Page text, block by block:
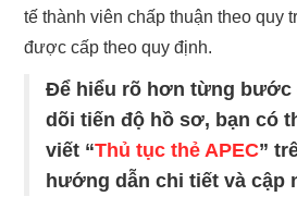
tế thành viên chấp thuận theo quy
được cấp theo quy định.
Để hiểu rõ hơn từng bước
dõi tiến độ hồ sơ, bạn có
viết “Thủ tục thẻ APEC”
hướng dẫn chi tiết và cập